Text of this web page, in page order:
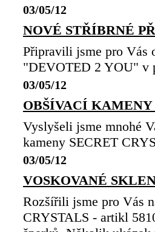
03/05/12
NOVÉ STŘÍBRNÉ
Připravili jsme pro Vás
"DEVOTED 2 YOU" v
03/05/12
OBŠÍVACÍ KAMENY
Vyslyšeli jsme mnohé
kameny SECRET
03/05/12
VOSKOVANÉ
Rozšířili jsme pro Vás
CRYSTALS - artikl